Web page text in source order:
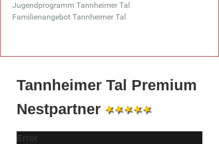
Jugendprogramm Tannheimer Tal
Familienangebot Tannheimer Tal
Tannheimer Tal Premium
Nestpartner
Error